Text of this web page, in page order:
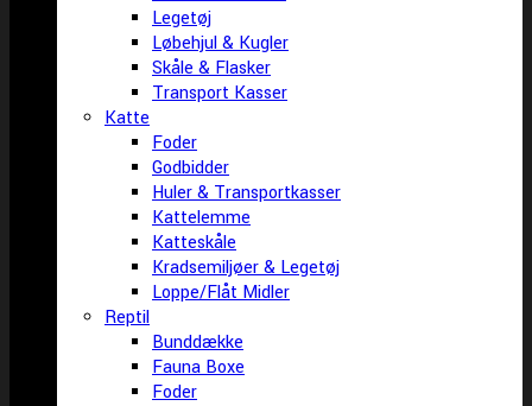
Legetøj
Løbehjul & Kugler
Skåle & Flasker
Transport Kasser
Katte
Foder
Godbidder
Huler & Transportkasser
Kattelemme
Katteskåle
Kradsemiljøer & Legetøj
Loppe/Flåt Midler
Reptil
Bunddække
Fauna Boxe
Foder